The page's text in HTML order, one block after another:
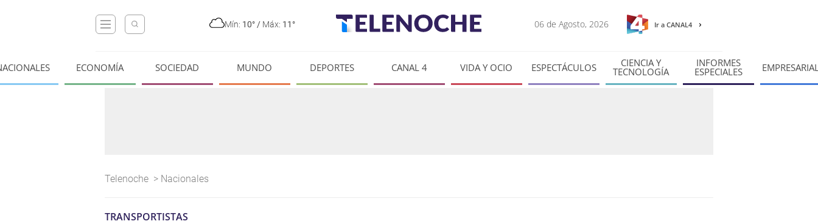
Mín: 10° / Máx: 11° 06 de Agosto, 2026 Ir a CANAL4
ECONOMÍA SOCIEDAD MUNDO DEPORTES CANAL 4 VIDA Y OCIO ESPECTÁCULOS CIENCIA Y
TECNOLOGÍA
INFORMES
ESPECIALES
Telenoche > Nacionales
TRANSPORTISTAS